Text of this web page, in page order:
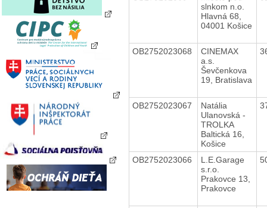
slnkom n.o.
Hlavná 68,
04001 Košice
OB2752023068
CINEMAX
a.s.
Ševčenkova
19, Bratislava
OB2752023067
Natália
Ulanovská -
TROLKA
Baltická 16,
Košice
OB2752023066
L.E.Garage
s.r.o.
Prakovce 13,
Prakovce